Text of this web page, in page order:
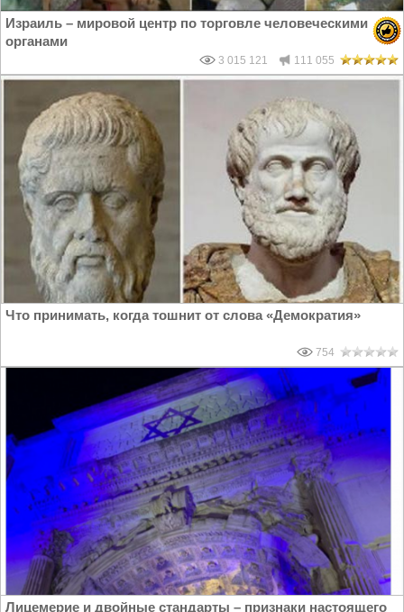
Израиль – мировой центр по торговле человеческими
органами
3 015 121 111 055
Что принимать, когда тошнит от слова «Демократия»
754
Лицемерие и двойные стандарты – признаки настоящего